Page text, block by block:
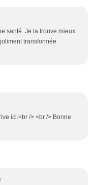
santé. Je la trouve mieux
transformée.
ici.<br /> <br /> Bonne